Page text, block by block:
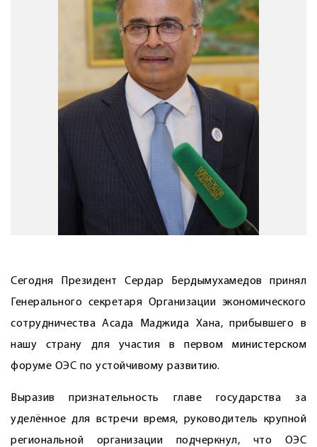
Сегодня Президент Сердар Бердымухамедов принял
Генерального секретаря Организации экономического
сотрудничества Асада Маджида Хана, прибывшего в
нашу страну для участия в первом министерском
форуме ОЭС по устойчивому развитию.
Выразив признательность главе государства за
уделённое для встречи время, руководитель крупной
региональной организации подчеркнул, что ОЭС